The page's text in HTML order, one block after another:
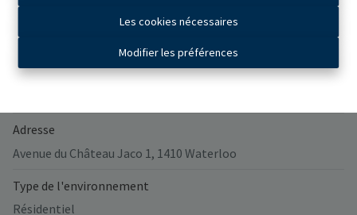
Les cookies nécessaires
Modifier les préférences
Général
Nombre de chambres
Adresse
Avenue du Château Jaco 1, 1410 Waterloo
Type de l'environnement
Résidentiel